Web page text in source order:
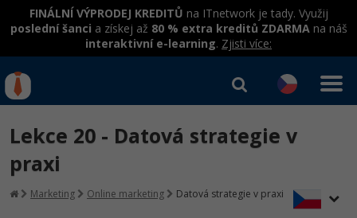
FINÁLNÍ VÝPRODEJ KREDITŮ na ITnetwork je tady. Využij
poslední šanci a získej až 80 % extra kreditů ZDARMAna náš
interaktivní e-learning. Zjisti více:
Workshopy zdarma
Kurzy IT profesí
Přihlásit se | Registrovat
Lekce 20 - Datová strategie v
praxi
Marketing Online marketing Datová strategie v praxi